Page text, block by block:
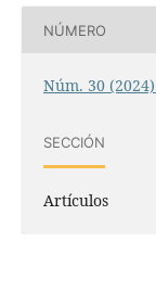
NÚMERO
Núm. 30
SECCIÓN
Artículos